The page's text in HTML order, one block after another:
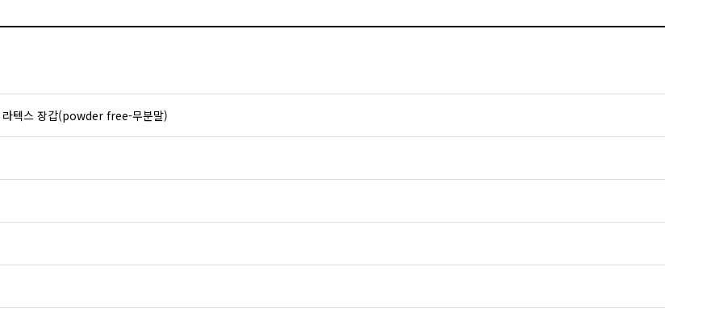
라텍스 장갑(powder free-무분말)